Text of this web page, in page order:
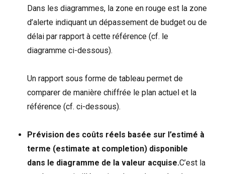
Dans les diagrammes, la zone en rouge est la zone
d’alerte indiquant un dépassement de budget ou de
délai par rapport à cette référence (cf. le
diagramme ci-dessous).
Un rapport sous forme de tableau permet de
comparer de manière chiffrée le plan actuel et la
référence (cf. ci-dessous).
Prévision des coûts réels basée sur l’estimé à
terme (estimate at completion) disponible
dans le diagramme de la valeur acquise.C’est la